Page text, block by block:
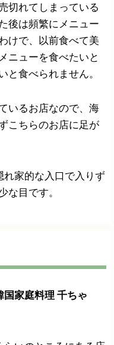
切れてしまっている
後は頻繁にメニュー
けで、以前食べて美
ニューを食べたいと
と食べられません。
いるお店なので、海
こちらのお店に足が
家的な入口で入りず
な目です。
国家庭料理 千ちゃ